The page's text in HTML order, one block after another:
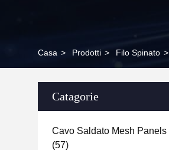
Casa > Prodotti > Filo Spinato >
Catagorie
Cavo Saldato Mesh Panels
(57)